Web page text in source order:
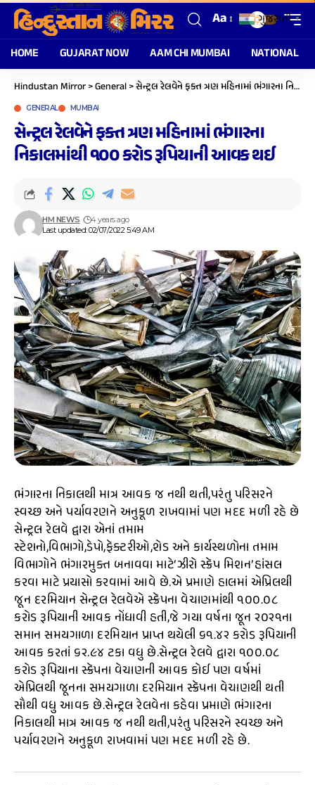
Aa
HOME GUJARAT NOW AAM CHI MUMBAI NATIONAL
Hindustan Mirror>General>સેન્ટ્રલ રેલવેને ફક્ત ત્રણ મહિનામાં ભંગારના નિકાલમાંથી ૧૦૦ કરોડ રૂપિયાની આવક થઈ
GENERAL MUMBAI
સેન્ટ્રલ રેલવેને ફક્ત ત્રણ મહિનામાં ભંગારના
નિકાલમાંથી ૧૦૦ કરોડ રૂપિયાની આવક થઈ
Last updated: 02/07/2022 5:49 AM
HM NEWS 4 years ago
ભંગારના નિકાલથી માત્ર આવક જ નથી થતી,પરંતુ પરિસરને
સ્વચ્છ અને પર્યાવરણને અનુકૂળ રાખવામાં પણ મદદ મળી રહે છે
સેન્ટ્રલ રેલવે દ્વારા એનાં તમામ
સ્ટેશનો,વિભાગો,ડેપો,ફૅક્ટરીઓ,શેડ અને કાર્યસ્થળોના તમામ
વિભાગોને ભંગારમુક્ત બનાવવા માટે‘ઝીરો સ્ક્રૅપ મિશન’હાંસલ
કરવા માટે પ્રયાસો કરવામાં આવે છે.એ પ્રમાણે હાલમાં એપ્રિલથી
જૂન દરમિયાન સેન્ટ્રલ રેલવેએ સ્ક્રૅપના વેચાણમાંથી ૧૦૦.૦૮
કરોડ રૂપિયાની આવક નોંધાવી હતી,જે ગયા વર્ષના જૂન ૨૦૨૧ના
સમાન સમયગાળા દરમિયાન પ્રાપ્ત થયેલી ૬૧.૪૨ કરોડ રૂપિયાની
આવક કરતાં ૬૨.૯૪ ટકા વધુ છે.સેન્ટ્રલ રેલવે દ્વારા ૧૦૦.૦૮
કરોડ રૂપિયાના સ્ક્રૅપના વેચાણની આવક કોઈ પણ વર્ષમાં
એપ્રિલથી જૂનના સમયગાળા દરમિયાન સ્ક્રૅપના વેચાણથી થતી
સૌથી વધુ આવક છે.સેન્ટ્રલ રેલવેના કહેવા પ્રમાણે ભંગારના
નિકાલથી માત્ર આવક જ નથી થતી,પરંતુ પરિસરને સ્વચ્છ અને
પર્યાવરણને અનુકૂળ રાખવામાં પણ મદદ મળી રહે છે.
ગુજરાતી ▼